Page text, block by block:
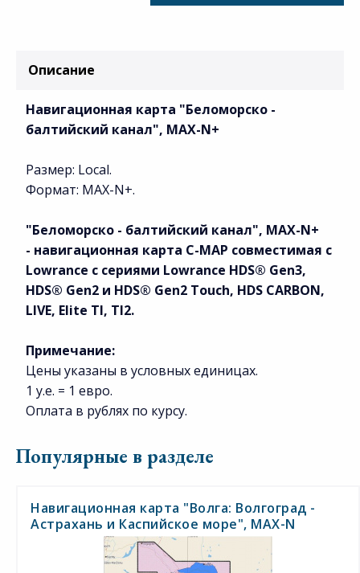
Описание
Навигационная карта "Беломорско -
балтийский канал", MAX-N+
Размер: Local.
Формат: MAX-N+.
"Беломорско - балтийский канал", MAX-N+
- навигационная карта C-MAP совместимая с
Lowrance с сериями Lowrance HDS® Gen3,
HDS® Gen2 и HDS® Gen2 Touch, HDS CARBON,
LIVE, Elite TI, TI2.
Примечание:
Цены указаны в условных единицах.
1 у.е. = 1 евро.
Оплата в рублях по курсу.
Популярные в разделе
Навигационная карта "Волга: Волгоград -
Астрахань и Каспийское море", MAX-N